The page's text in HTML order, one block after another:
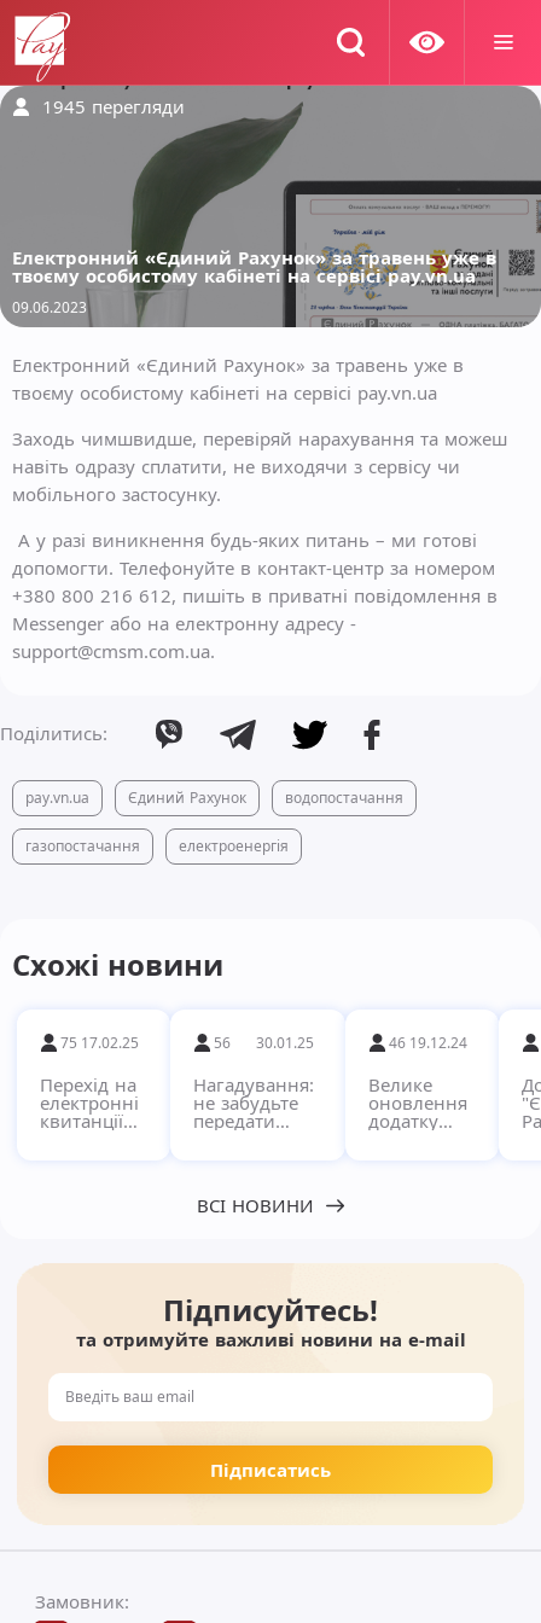
1945 перегляди
Електронний «Єдиний Рахунок» за травень уже в
твоєму особистому кабінеті на сервісі pay.vn.ua
09.06.2023
Електронний «Єдиний Рахунок» за травень уже в
твоєму особистому кабінеті на сервісі pay.vn.ua
Заходь чимшвидше, перевіряй нарахування та можеш
навіть одразу сплатити, не виходячи з сервісу чи
мобільного застосунку.
А у разі виникнення будь-яких питань – ми готові
допомогти. Телефонуйте в контакт-центр за номером
+380 800 216 612, пишіть в приватні повідомлення в
Messenger або на електронну адресу -
support@cmsm.com.ua.
Поділитись:
pay.vn.ua Єдиний Рахунок водопостачання
газопостачання електроенергія
Схожі новини
75 17.02.25
Перехід на
електронні
квитанції
56 30.01.25
Нагадування:
не забудьте
передати
46 19.12.24
Велике
оновлення
додатку
ВСІ НОВИНИ
Підписуйтесь!
та отримуйте важливі новини на e-mail
Замовник: